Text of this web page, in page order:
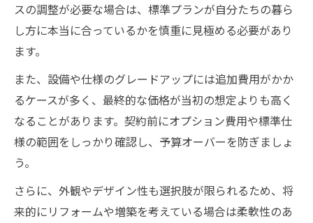
スの調整が必要な場合は、標準プランが自分たちの暮ら
し方に本当に合っているかを慎重に見極める必要があり
ます。
また、設備や仕様のグレードアップには追加費用がかか
るケースが多く、最終的な価格が当初の想定よりも高く
なることがあります。契約前にオプション費用や標準仕
様の範囲をしっかり確認し、予算オーバーを防ぎましょ
う。
さらに、外観やデザイン性も選択肢が限られるため、将
来的にリフォームや増築を考えている場合は柔軟性のあ